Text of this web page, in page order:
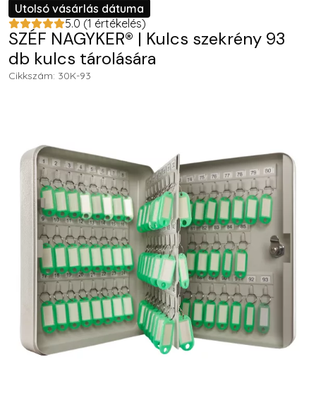
Utolsó vásárlás dátuma
5.0 Vélemények:
(1 értékelés)
SZÉF NAGYKER® | Kulcs szekrény 93
db kulcs tárolására
Cikkszám: 30K-93